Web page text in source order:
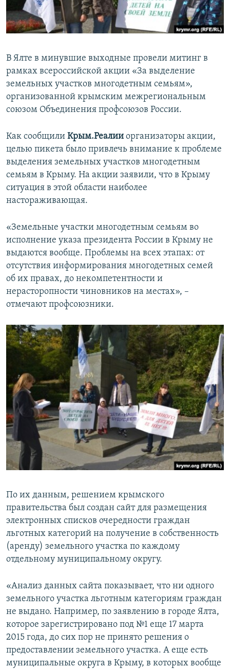
ПОБЕДИТЕЛЕЙ НЕ СУДЯТ?
КРЫМ.НЕПОКОРЕННЫЙ
УКРАИНСКАЯ ПРОБЛЕМА КРЫМА
ПРИСОЕДИНЯЙТЕСЬ!
Все сайты RFE/RL
В Ялте в минувшие выходные провели митинг в
рамках всероссийской акции «За выделение
земельных участков многодетным семьям»,
организованной крымским межрегиональным
союзом Объединения профсоюзов России.
Как сообщили Крым.Реалии организаторы акции,
целью пикета было привлечь внимание к проблеме
выделения земельных участков многодетным
семьям в Крыму. На акции заявили, что в Крыму
ситуация в этой области наиболее
настораживающая.
«Земельные участки многодетным семьям во
исполнение указа президента России в Крыму не
выдаются вообще. Проблемы на всех этапах: от
отсутствия информирования многодетных семей
об их правах, до некомпетентности и
нерасторопности чиновников на местах», –
отмечают профсоюзники.
По их данным, решением крымского
правительства был создан сайт для размещения
электронных списков очередности граждан
льготных категорий на получение в собственность
(аренду) земельного участка по каждому
отдельному муниципальному округу.
«Анализ данных сайта показывает, что ни одного
земельного участка льготным категориям граждан
не выдано. Например, по заявлению в городе Ялта,
которое зарегистрировано под №1 еще 17 марта
2015 года, до сих пор не принято решения о
предоставлении земельного участка. А еще есть
муниципальные округа в Крыму, в которых вообще